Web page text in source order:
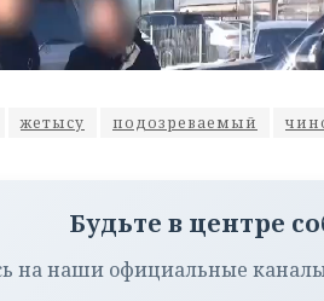
жетысу подозреваемый
Будьте в центре
на наши официальные